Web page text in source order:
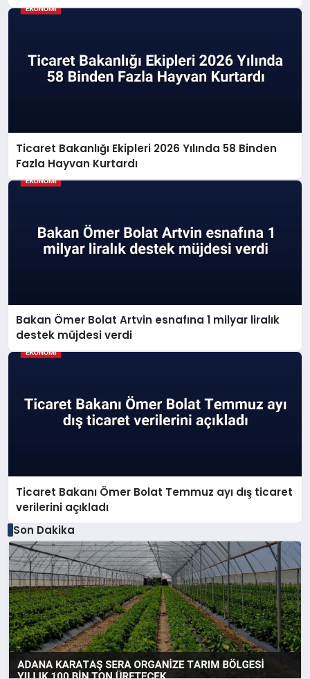
Ticaret Bakanlığı Ekipleri 2026 Yılında 58 Binden
Fazla Hayvan Kurtardı
Bakan Ömer Bolat Artvin esnafına 1 milyar liralık
destek müjdesi verdi
Ticaret Bakanı Ömer Bolat Temmuz ayı dış ticaret
verilerini açıkladı
Son Dakika